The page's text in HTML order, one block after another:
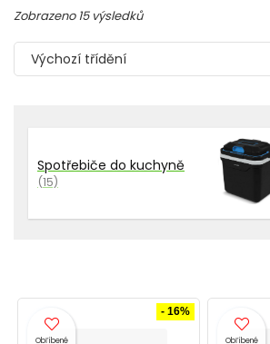
Zobrazeno 15 výsledků
Výchozí třídění
Spotřebiče do kuchyně
(15)
- 16%